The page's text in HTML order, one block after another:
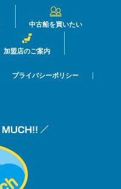
中古船を買いたい
加盟店のご案内
プライバシーポリシー